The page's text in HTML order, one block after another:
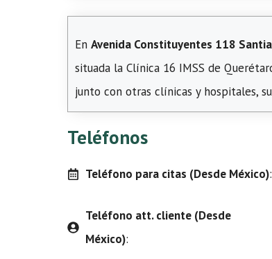
En Avenida Constituyentes 118
situada la Clínica 16 IMSS de
junto con otras clínicas y hospitales,
Teléfonos
Teléfono para citas (Desde México):
Teléfono att. cliente (Desde
México):